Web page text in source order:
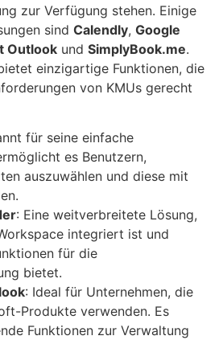
zur Verfügung stehen. Einige
sind Calendly, Google
Outlook und SimplyBook.me.
einzigartige Funktionen, die
von KMUs gerecht
für seine einfache
es Benutzern,
auszuwählen und diese mit
: Eine weitverbreitete Lösung,
integriert ist und
für die
bietet.
: Ideal für Unternehmen, die
Produkte verwenden. Es
Funktionen zur Verwaltung